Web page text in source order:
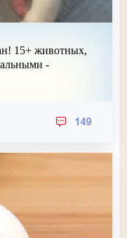
15+ животных,
-
149